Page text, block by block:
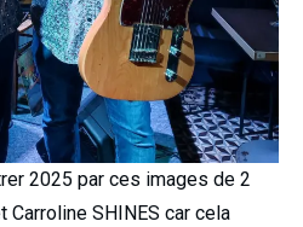
2025 par ces images de 2
SHINES car cela